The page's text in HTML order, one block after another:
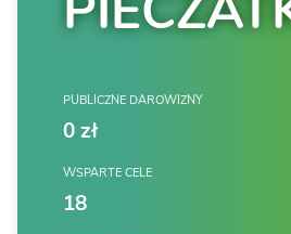
PUBLICZNE DAROWIZNY
0 zł
WSPARTE CELE
18